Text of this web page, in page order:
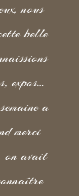
nous
belle
expos…
a
merci
on avait